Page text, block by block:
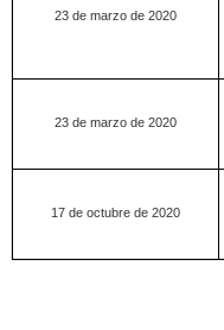
23 de marzo de 2020
23 de marzo de 2020
17 de octubre de 2020